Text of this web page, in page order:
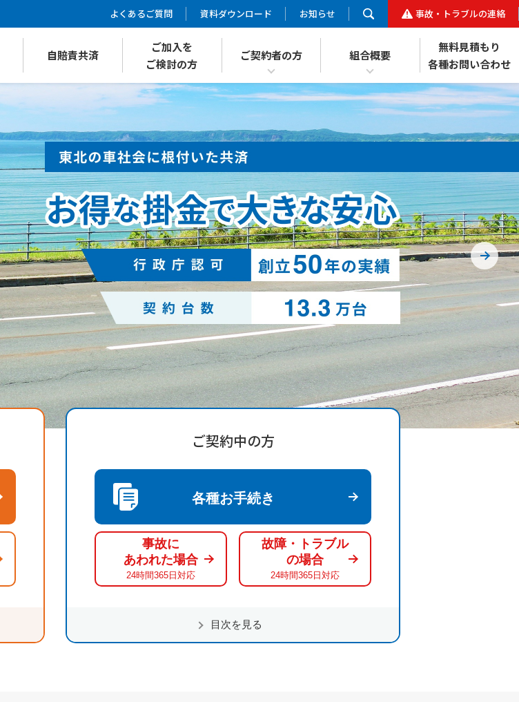
よくあるご質問 資料ダウンロード お知らせ 事故・トラブルの連絡
自賠責共済
ご加入を
ご検討の方
ご契約者の方 組合概要
無料見積もり
各種お問い合わせ
ご契約中の方
各種お手続き
事故に
あわれた場合
24時間365日対応
故障・トラブル
の場合
24時間365日対応
目次を見る